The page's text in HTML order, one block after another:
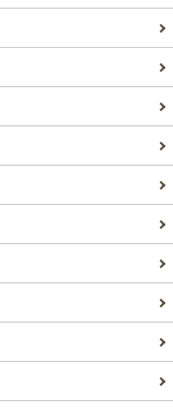
ビティを探すこ
ランチやおやつ
きるものもたく
いポイントで
クティビティ情